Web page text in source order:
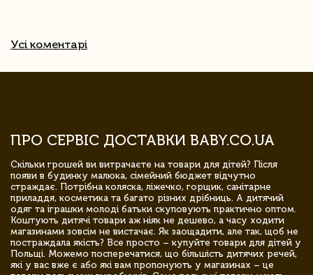
Усі коментарі
ПРО СЕРВІС ДОСТАВКИ BABY.CO.UA
Скільки грошей ви витрачаєте на товари для дітей? Після
появи в будинку малюка, сімейний бюджет відчутно
страждає. Потрібна коляска, ліжечко, горщик, санітарне
приладдя, косметика та багато різних дрібниць. А дитячий
одяг та іграшки молоді батьки скуповують практично оптом.
Коштують дитячі товари аж ніяк не дешево, а часу ходити
магазинами зовсім не вистачає. Як заощадити, але так, щоб не
постраждала якість? Все просто – купуйте товари для дітей у
Польщі. Можемо посперечатися, що більшість дитячих речей,
які у вас вже є або які вам пропонують у магазинах – це